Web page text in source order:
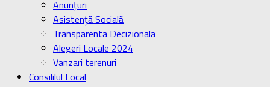
Anunţuri
Asistenţă Socială
Transparenta Decizionala
Alegeri Locale 2024
Vanzari terenuri
Consililul Local